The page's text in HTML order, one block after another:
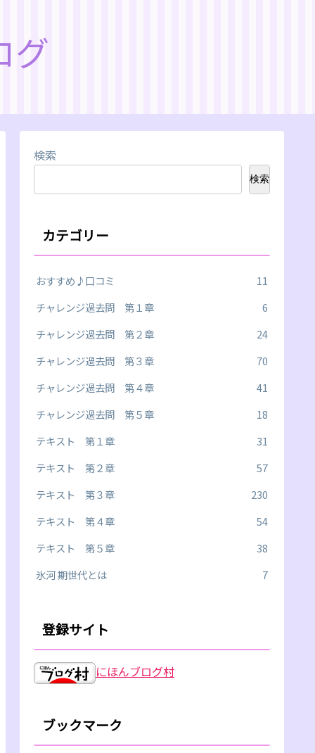
グ
検索
検索
カテゴリー
おすすめ♪口コミ
11
チャレンジ過去問 第１章
6
チャレンジ過去問 第２章
24
チャレンジ過去問 第３章
70
チャレンジ過去問 第４章
41
チャレンジ過去問 第５章
18
テキスト 第１章
31
テキスト 第２章
57
テキスト 第３章
230
テキスト 第４章
54
テキスト 第５章
38
氷河 期世代とは
7
登録サイト
にほんブログ村
ブックマーク